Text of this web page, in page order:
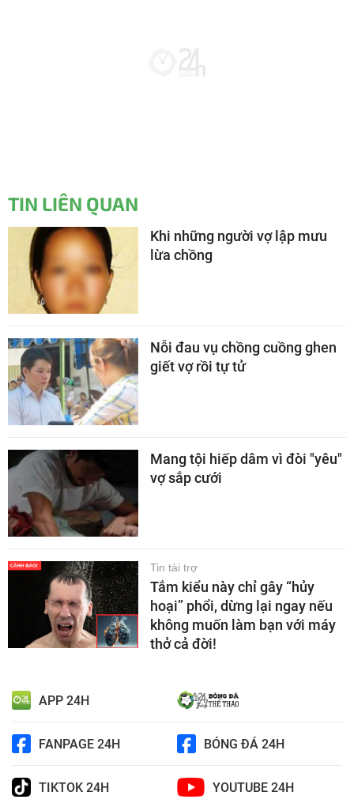
TIN LIÊN QUAN
Khi những người vợ lập mưu
lừa chồng
Nỗi đau vụ chồng cuồng ghen
giết vợ rồi tự tử
Mang tội hiếp dâm vì đòi "yêu"
vợ sắp cưới
Tin tài trợ
Tắm kiểu này chỉ gây “hủy
hoại” phổi, dừng lại ngay nếu
không muốn làm bạn với máy
thở cả đời!
APP 24H
FANPAGE 24H BÓNG ĐÁ 24H
TIKTOK 24H YOUTUBE 24H